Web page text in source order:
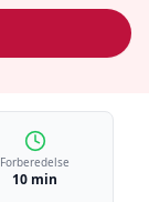
Forberedelse
10 min